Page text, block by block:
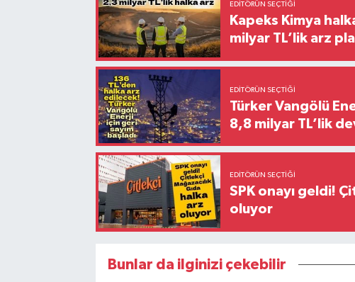
EDITÖRÜN SEÇTIĞI
Kapeks Kimya
milyar TL’lik arz
EDITÖRÜN SEÇTIĞI
Türker Vangölü
8,8 milyar TL’lik
EDITÖRÜN SEÇTIĞI
SPK onayı geldi!
oluyor
Bunlar da ilginizi çekebilir